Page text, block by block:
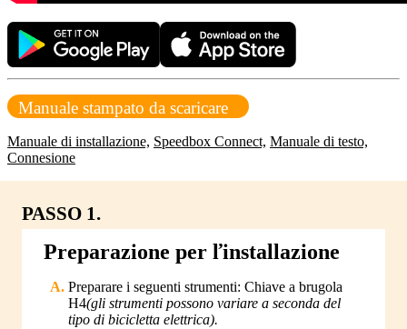
Manuale stampato da scaricare
Manuale di installazione, Speedbox Connect, Manuale di testo,
Connesione
PASSO 1.
Preparazione per ľinstallazione
Preparare i seguenti strumenti: Chiave a brugola
H4(gli strumenti possono variare a seconda del
tipo di bicicletta elettrica).